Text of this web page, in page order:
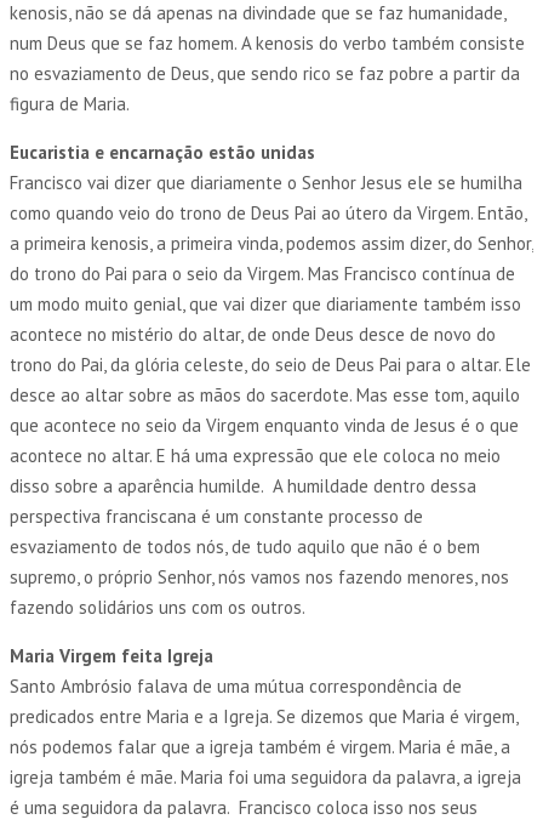
kenosis, não se dá apenas na divindade que se faz humanidade,
num Deus que se faz homem. A kenosis do verbo também consiste
no esvaziamento de Deus, que sendo rico se faz pobre a partir da
figura de Maria.
Eucaristia e encarnação estão unidas
Francisco vai dizer que diariamente o Senhor Jesus ele se humilha
como quando veio do trono de Deus Pai ao útero da Virgem. Então,
a primeira kenosis, a primeira vinda, podemos assim dizer, do Senhor,
do trono do Pai para o seio da Virgem. Mas Francisco contínua de
um modo muito genial, que vai dizer que diariamente também isso
acontece no mistério do altar, de onde Deus desce de novo do
trono do Pai, da glória celeste, do seio de Deus Pai para o altar. Ele
desce ao altar sobre as mãos do sacerdote. Mas esse tom, aquilo
que acontece no seio da Virgem enquanto vinda de Jesus é o que
acontece no altar. E há uma expressão que ele coloca no meio
disso sobre a aparência humilde. A humildade dentro dessa
perspectiva franciscana é um constante processo de
esvaziamento de todos nós, de tudo aquilo que não é o bem
supremo, o próprio Senhor, nós vamos nos fazendo menores, nos
fazendo solidários uns com os outros.
Maria Virgem feita Igreja
Santo Ambrósio falava de uma mútua correspondência de
predicados entre Maria e a Igreja. Se dizemos que Maria é virgem,
nós podemos falar que a igreja também é virgem. Maria é mãe, a
igreja também é mãe. Maria foi uma seguidora da palavra, a igreja
é uma seguidora da palavra. Francisco coloca isso nos seus